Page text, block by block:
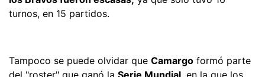
turnos, en 15 partidos.
Tampoco se puede olvidar que Camargo formó parte
del "roster" que ganó la Serie Mundial, en la que los